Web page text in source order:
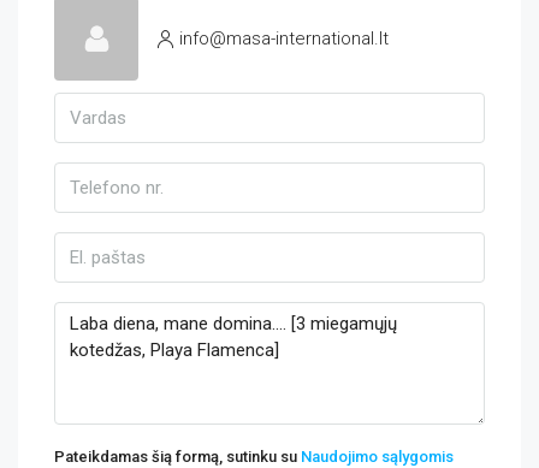
info@masa-international.lt
Pateikdamas šią formą, sutinku su Naudojimo sąlygomis